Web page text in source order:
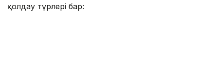
қолдау түрлері бар: